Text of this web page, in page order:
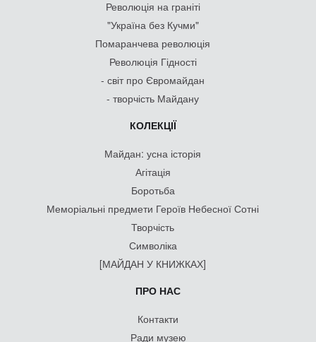
Революція на граніті
"Україна без Кучми"
Помаранчева революція
Революція Гідності
- світ про Євромайдан
- творчість Майдану
КОЛЕКЦІЇ
Майдан: усна історія
Агітація
Боротьба
Меморіальні предмети Героїв Небесної Сотні
Творчість
Символіка
[МАЙДАН У КНИЖКАХ]
ПРО НАС
Контакти
Ради музею